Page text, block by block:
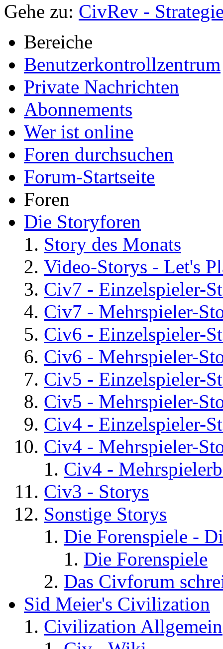
Gehe zu: CivRev -
Bereiche
Benutzerkontrollzentrum
Private Nachrichten
Abonnements
Wer ist online
Foren durchsuchen
Forum-Startseite
Foren
Die Storyforen
Story des Monats
Video-Storys - Let's
Civ7 - Einzelspieler-
Civ7 - Mehrspieler-
Civ6 - Einzelspieler-
Civ6 - Mehrspieler-
Civ5 - Einzelspieler-
Civ5 - Mehrspieler-
Civ4 - Einzelspieler-
Civ4 - Mehrspieler-
Civ4 -
Civ3 - Storys
Sonstige Storys
Die Forenspiele -
Die Forenspiele
Das Civforum
Sid Meier's Civilization
Civilization Allgemein